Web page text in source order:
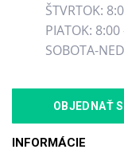
ŠTVRTOK:
PIATOK:
SOBOTA-
OBJEDNAŤ
INFORMÁCIE